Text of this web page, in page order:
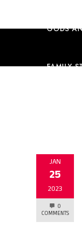
GODS
FAMILY
JAN
25
2023
0
COMMENTS